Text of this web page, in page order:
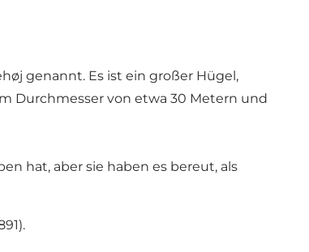
genannt. Es ist ein großer Hügel,
Durchmesser von etwa 30 Metern und
hat, aber sie haben es bereut, als